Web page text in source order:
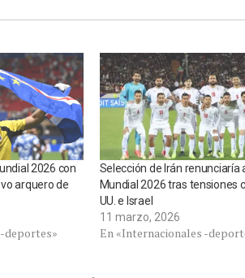
2026 con
arquero de
deportes»
Selección de Irán renunciaría
Mundial 2026 tras tensiones
UU. e Israel
11 marzo, 2026
En «Internacionales -